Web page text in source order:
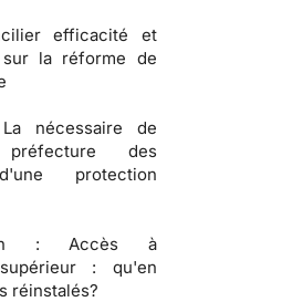
efficacité et
la réforme de
La nécessaire de
des
protection
: Accès à
: qu'en
réinstalés?